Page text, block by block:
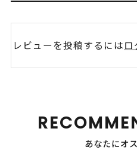
レビューを投稿するにはロ
あなたにオ